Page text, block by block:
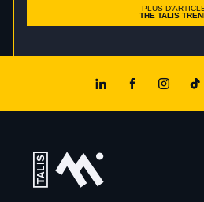
PLUS
THE TALIS